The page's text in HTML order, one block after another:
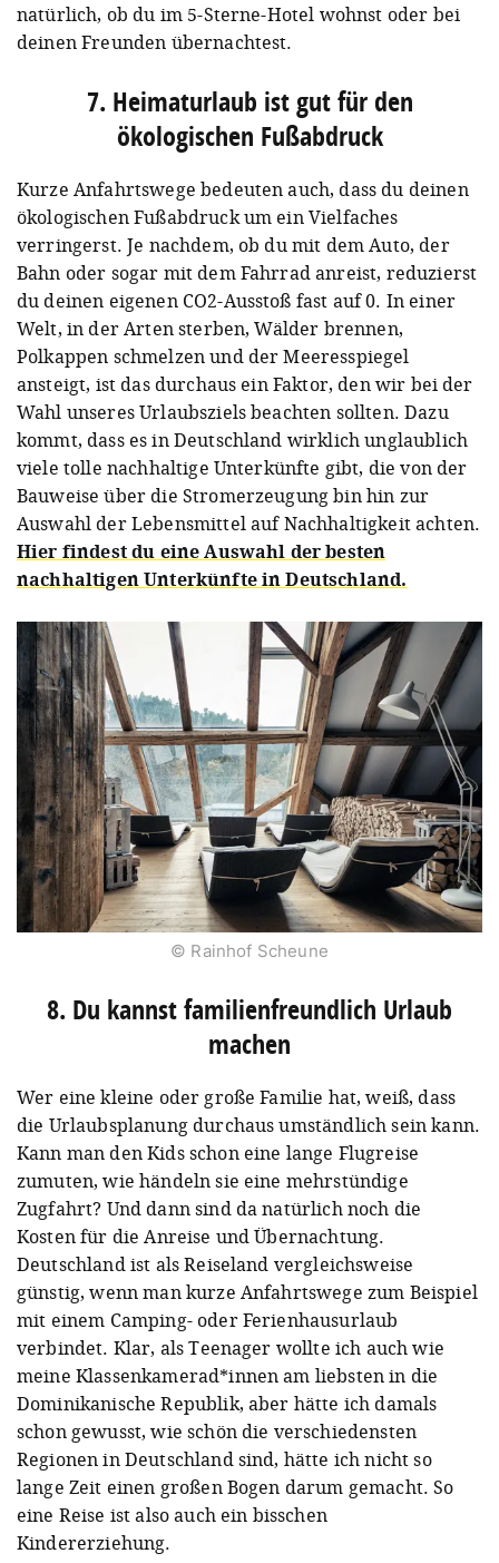
natürlich, ob du im 5-Sterne-Hotel wohnst oder bei
deinen Freunden übernachtest.
7. Heimaturlaub ist gut für den
ökologischen Fußabdruck
Kurze Anfahrtswege bedeuten auch, dass du deinen
ökologischen Fußabdruck um ein Vielfaches
verringerst. Je nachdem, ob du mit dem Auto, der
Bahn oder sogar mit dem Fahrrad anreist, reduzierst
du deinen eigenen CO2-Ausstoß fast auf 0. In einer
Welt, in der Arten sterben, Wälder brennen,
Polkappen schmelzen und der Meeresspiegel
ansteigt, ist das durchaus ein Faktor, den wir bei der
Wahl unseres Urlaubsziels beachten sollten. Dazu
kommt, dass es in Deutschland wirklich unglaublich
viele tolle nachhaltige Unterkünfte gibt, die von der
Bauweise über die Stromerzeugung bin hin zur
Auswahl der Lebensmittel auf Nachhaltigkeit achten.
Hier findest du eine Auswahl der besten
nachhaltigen Unterkünfte in Deutschland.
© Rainhof Scheune
8. Du kannst familienfreundlich Urlaub
machen
Wer eine kleine oder große Familie hat, weiß, dass
die Urlaubsplanung durchaus umständlich sein kann.
Kann man den Kids schon eine lange Flugreise
zumuten, wie händeln sie eine mehrstündige
Zugfahrt? Und dann sind da natürlich noch die
Kosten für die Anreise und Übernachtung.
Deutschland ist als Reiseland vergleichsweise
günstig, wenn man kurze Anfahrtswege zum Beispiel
mit einem Camping- oder Ferienhausurlaub
verbindet. Klar, als Teenager wollte ich auch wie
meine Klassenkamerad*innen am liebsten in die
Dominikanische Republik, aber hätte ich damals
schon gewusst, wie schön die verschiedensten
Regionen in Deutschland sind, hätte ich nicht so
lange Zeit einen großen Bogen darum gemacht. So
eine Reise ist also auch ein bisschen
Kindererziehung.